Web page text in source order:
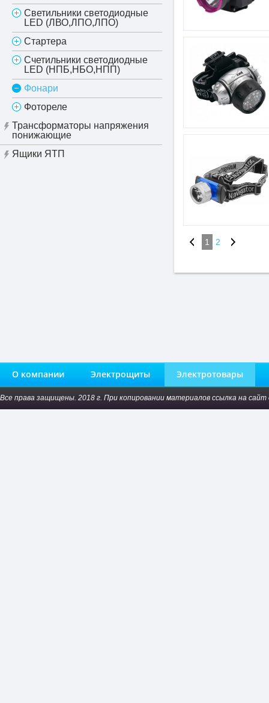
Светильники светодиодные
LED (ЛВО,ЛПО,ЛПО)
Стартера
Счетильники светодиодные
LED (НПБ,НБО,НПП)
Фонари
Фотореле
Трансформаторы напряжения
понижающие
Ящики ЯТП
1 2
О компании Электрощиты Электротовары
Все права защищены. 2018 г. При копировании материалов ссылка на сайт